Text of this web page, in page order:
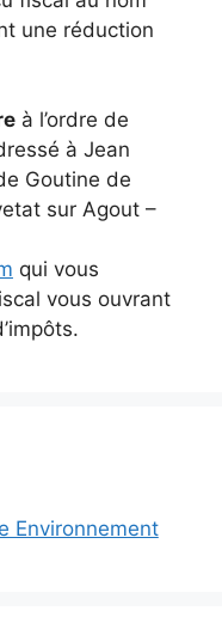
une réduction
à l’ordre de
à Jean
Goutine de
sur Agout –
qui vous
vous ouvrant
Environnement